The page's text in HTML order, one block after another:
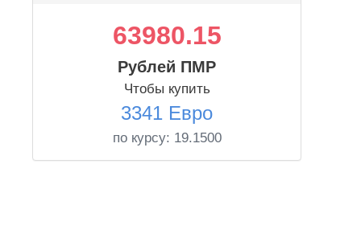
63980.15
Рублей ПМР
Чтобы купить
3341 Евро
по курсу: 19.1500